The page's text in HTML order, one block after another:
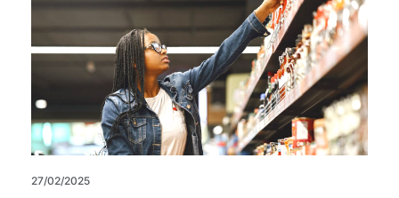
27/02/2025